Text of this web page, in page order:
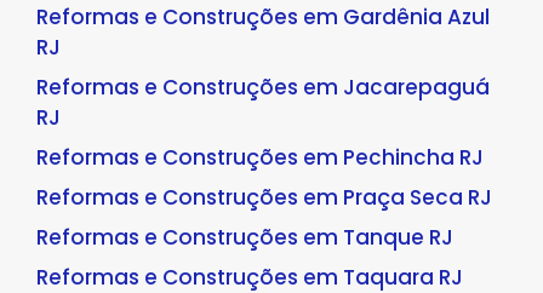
Reformas e Construções em Gardênia Azul
RJ
Reformas e Construções em Jacarepaguá
RJ
Reformas e Construções em Pechincha RJ
Reformas e Construções em Praça Seca RJ
Reformas e Construções em Tanque RJ
Reformas e Construções em Taquara RJ